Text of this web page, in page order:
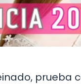
prueba